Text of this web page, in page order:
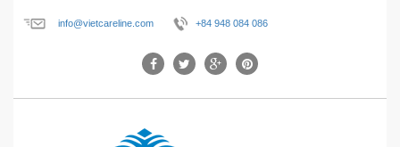
info@vietcareline.com +84 948 084 086